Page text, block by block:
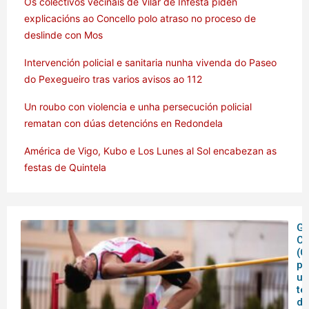
explicacións ao Concello polo atraso no proceso de
deslinde con Mos
Intervención policial e sanitaria nunha vivenda do Paseo
do Pexegueiro tras varios avisos ao 112
Un roubo con violencia e unha persecución policial
rematan con dúas detencións en Redondela
América de Vigo, Kubo e Los Lunes al Sol encabezan as
festas de Quintela